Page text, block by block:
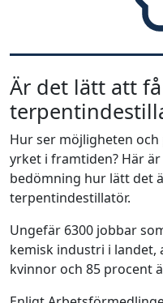
Är det lätt att
Hur ser möjligheten
yrket i framtiden? Här
bedömning hur lätt det
terpentindestillatör.
Ungefär 6300 jobbar
kemisk industri i landet,
kvinnor och 85 procent